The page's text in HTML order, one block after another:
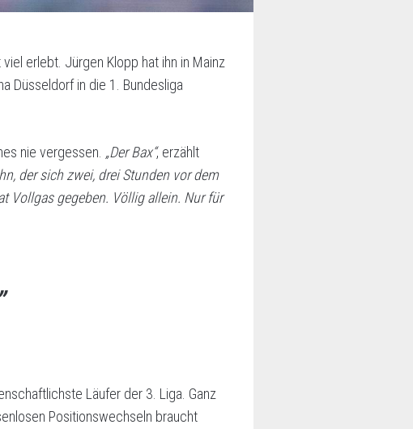
erlebt. Jürgen Klopp hat ihn in Mainz
Düsseldorf in die 1. Bundesliga
nie vergessen. „Der Bax“, erzählt
der sich zwei, drei Stunden vor dem
Vollgas gegeben. Völlig allein. Nur für
Läufer der 3. Liga. Ganz
Positionswechseln braucht